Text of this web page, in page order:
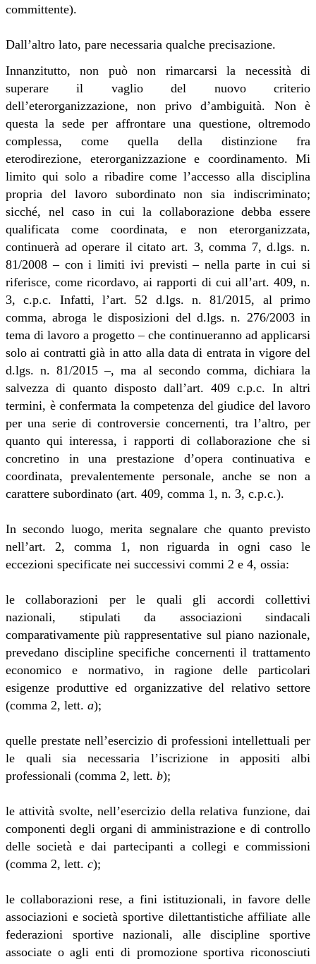
committente).
Dall’altro lato, pare necessaria qualche precisazione.
Innanzitutto, non può non rimarcarsi la necessità di
superare il vaglio del nuovo criterio
dell’eterorganizzazione, non privo d’ambiguità. Non è
questa la sede per affrontare una questione, oltremodo
complessa, come quella della distinzione fra
eterodirezione, eterorganizzazione e coordinamento. Mi
limito qui solo a ribadire come l’accesso alla disciplina
propria del lavoro subordinato non sia indiscriminato;
sicché, nel caso in cui la collaborazione debba essere
qualificata come coordinata, e non eterorganizzata,
continuerà ad operare il citato art. 3, comma 7, d.lgs. n.
81/2008 – con i limiti ivi previsti – nella parte in cui si
riferisce, come ricordavo, ai rapporti di cui all’art. 409, n.
3, c.p.c. Infatti, l’art. 52 d.lgs. n. 81/2015, al primo
comma, abroga le disposizioni del d.lgs. n. 276/2003 in
tema di lavoro a progetto – che continueranno ad applicarsi
solo ai contratti già in atto alla data di entrata in vigore del
d.lgs. n. 81/2015 –, ma al secondo comma, dichiara la
salvezza di quanto disposto dall’art. 409 c.p.c. In altri
termini, è confermata la competenza del giudice del lavoro
per una serie di controversie concernenti, tra l’altro, per
quanto qui interessa, i rapporti di collaborazione che si
concretino in una prestazione d’opera continuativa e
coordinata, prevalentemente personale, anche se non a
carattere subordinato (art. 409, comma 1, n. 3, c.p.c.).
In secondo luogo, merita segnalare che quanto previsto
nell’art. 2, comma 1, non riguarda in ogni caso le
eccezioni specificate nei successivi commi 2 e 4, ossia:
le collaborazioni per le quali gli accordi collettivi
nazionali, stipulati da associazioni sindacali
comparativamente più rappresentative sul piano nazionale,
prevedano discipline specifiche concernenti il trattamento
economico e normativo, in ragione delle particolari
esigenze produttive ed organizzative del relativo settore
(comma 2, lett. a);
quelle prestate nell’esercizio di professioni intellettuali per
le quali sia necessaria l’iscrizione in appositi albi
professionali (comma 2, lett. b);
le attività svolte, nell’esercizio della relativa funzione, dai
componenti degli organi di amministrazione e di controllo
delle società e dai partecipanti a collegi e commissioni
(comma 2, lett. c);
le collaborazioni rese, a fini istituzionali, in favore delle
associazioni e società sportive dilettantistiche affiliate alle
federazioni sportive nazionali, alle discipline sportive
associate o agli enti di promozione sportiva riconosciuti